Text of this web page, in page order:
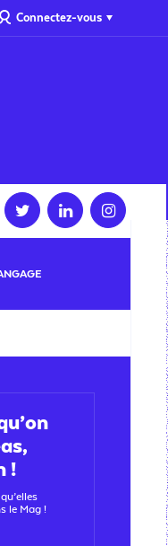
Connectez-vous
!
le Mag !